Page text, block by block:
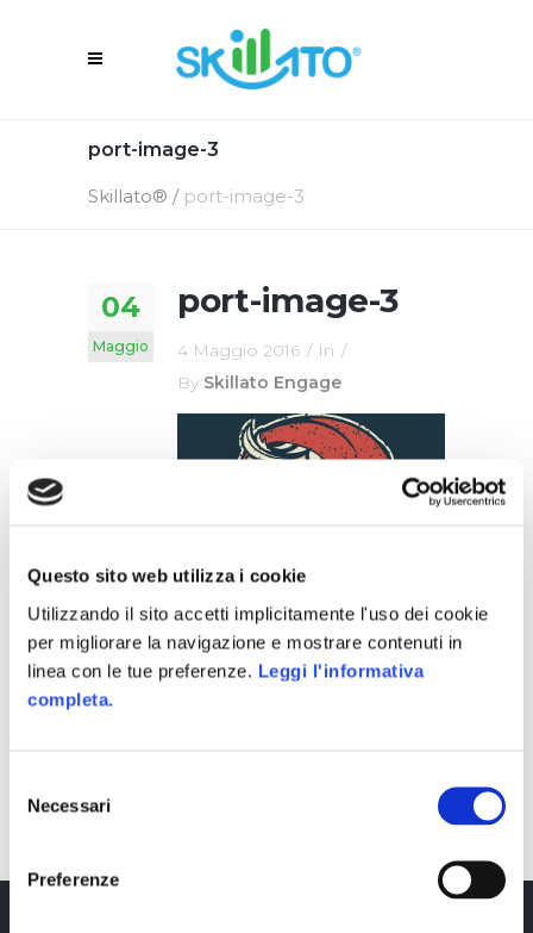
Questo sito web utilizza i cookie
Utilizzando il sito accetti implicitamente l'uso dei cookie
per migliorare la navigazione e mostrare contenuti in
linea con le tue preferenze. Leggi l'informativa
completa.
delNecessari
Preferenze
port-image-3
Skillato® / port-image-3
04
Maggio
port-image-3
4 Maggio 2016
In
By Skillato Engage